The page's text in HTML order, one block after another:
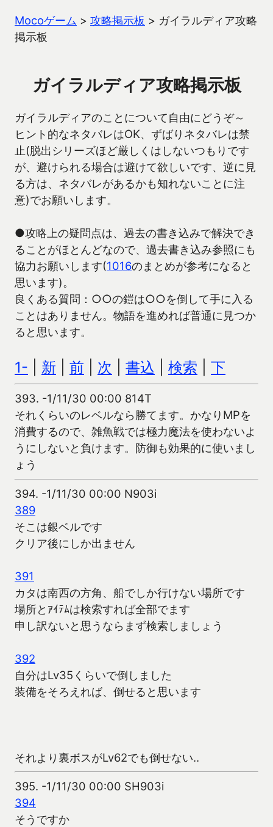
Mocoゲーム > 攻略掲示板 > ガイラルディア攻略
掲示板
ガイラルディア攻略掲示板
ガイラルディアのことについて自由にどうぞ～
ヒント的なネタバレはOK、ずばりネタバレは禁
止(脱出シリーズほど厳しくはしないつもりです
が、避けられる場合は避けて欲しいです、逆に見
る方は、ネタバレがあるかも知れないことに注
意)でお願いします。
●攻略上の疑問点は、過去の書き込みで解決でき
ることがほとんどなので、過去書き込み参照にも
協力お願いします(1016のまとめが参考になると
思います)。
良くある質問：○○の鎧は○○を倒して手に入る
ことはありません。物語を進めれば普通に見つか
ると思います。
1- 新 前 次 書込 検索 下
393. -1/11/30 00:00 814T
それくらいのレベルなら勝てます。かなりMPを
消費するので、雑魚戦では極力魔法を使わないよ
うにしないと負けます。防御も効果的に使いまし
ょう
394. -1/11/30 00:00 N903i
389
そこは銀ベルです
クリア後にしか出ません
391
カタは南西の方角、船でしか行けない場所です
場所とｱｲﾃﾑは検索すれば全部でます
申し訳ないと思うならまず検索しましょう
392
自分はLv35くらいで倒しました
装備をそろえれば、倒せると思います
それより裏ボスがLv62でも倒せない‥
395. -1/11/30 00:00 SH903i
394
そうですか